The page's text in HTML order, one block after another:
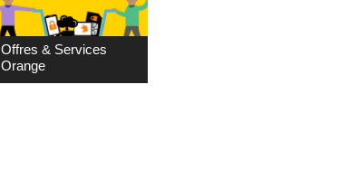
Offres & Services
Orange